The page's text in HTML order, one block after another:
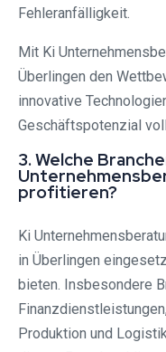
Fehleranfälligkeit.
Mit Ki
Überlingen den
innovative
Geschäftspotenzial
3. Welche
profitieren?
Ki
in Überlingen
bieten. Insbesondere
Produktion und